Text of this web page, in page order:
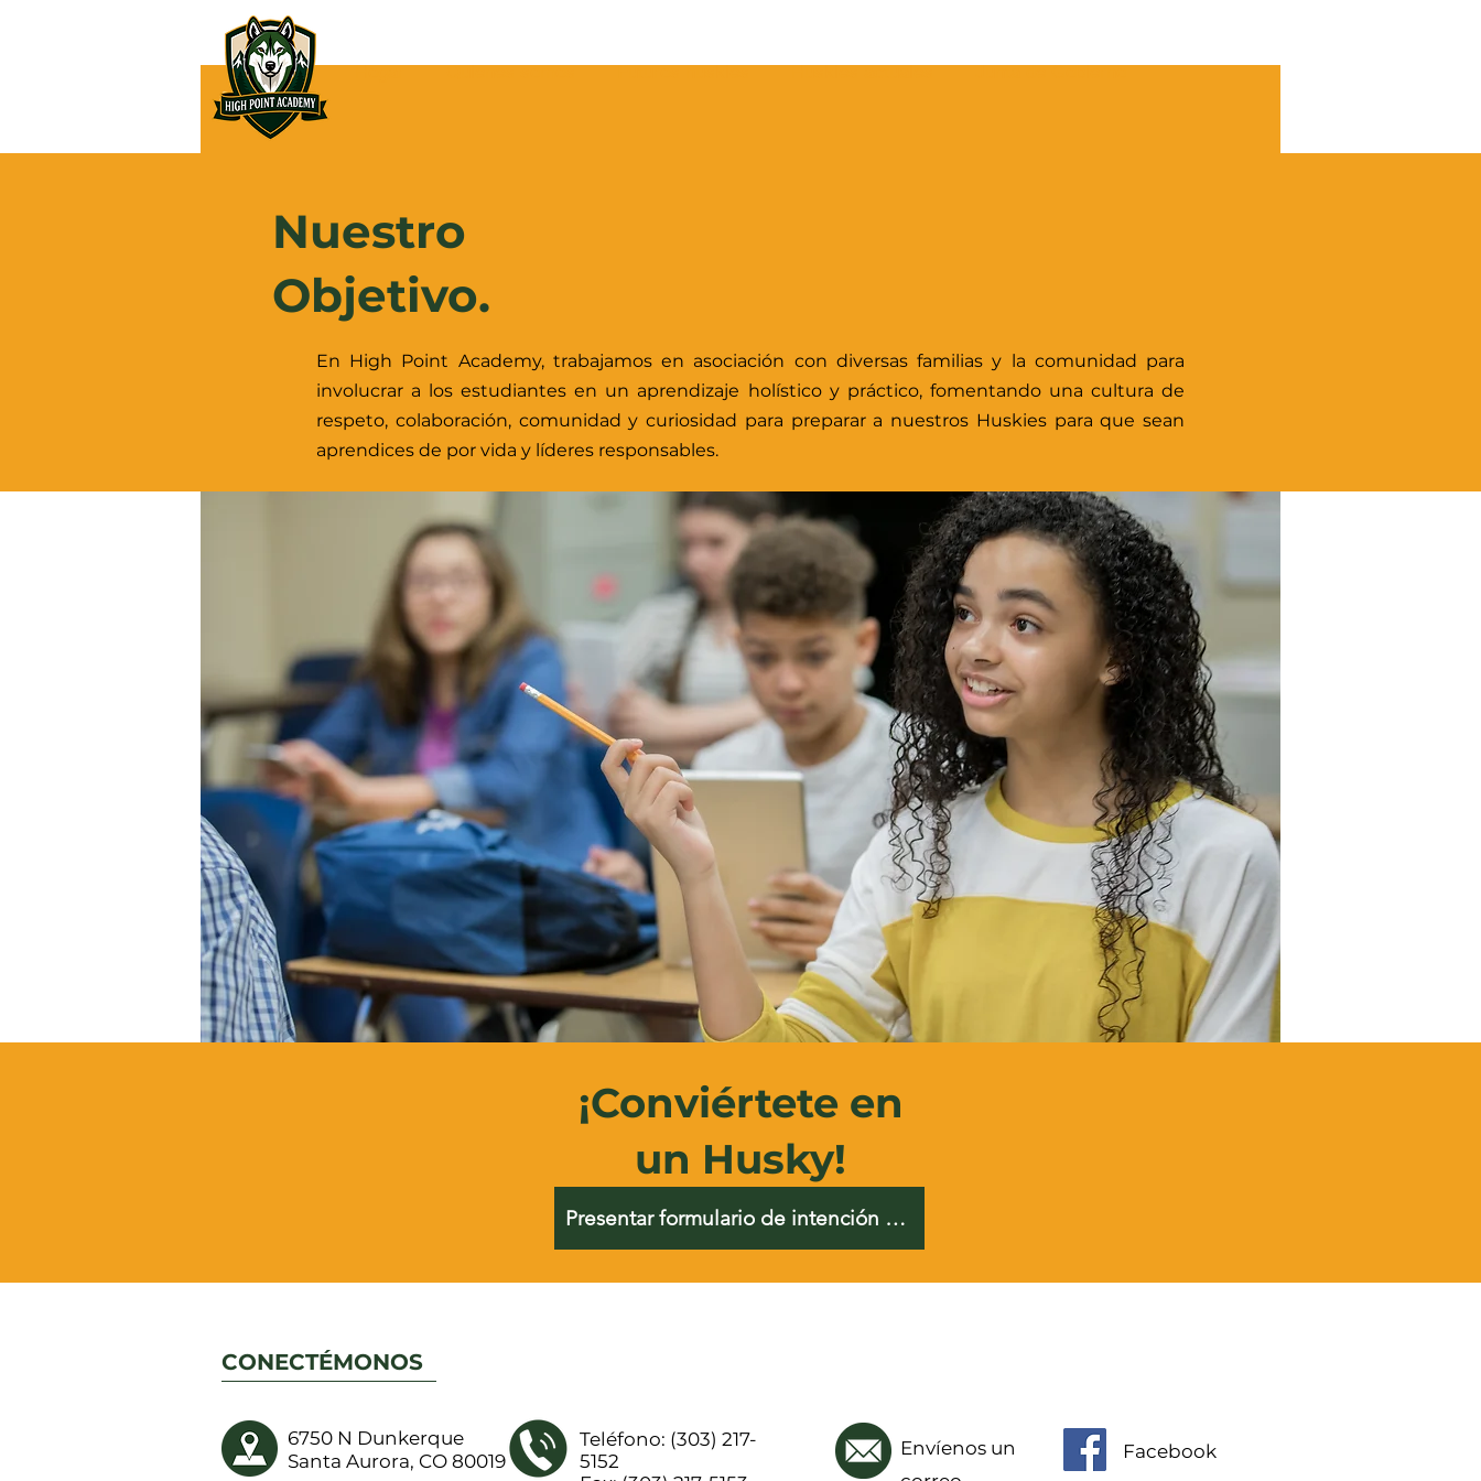
Hogar Quienes somos Futuros huskies Huskies actuales Junta de Gobierno
Nuestro
Objetivo.
En High Point Academy, trabajamos en asociación con diversas familias y la comunidad para
involucrar a los estudiantes en un aprendizaje holístico y práctico, fomentando una cultura de
respeto, colaboración, comunidad y curiosidad para preparar a nuestros Huskies para que sean
aprendices de por vida y líderes responsables.
¡Conviértete en
un Husky!
Presentar formulario de intención de inscripción
CONECTÉMONOS
6750 N Dunkerque
Santa Aurora, CO 80019
Teléfono: (303) 217-
5152
Envíenos un
Facebook